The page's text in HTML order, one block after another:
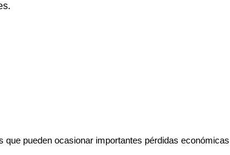
pueden ocasionar importantes pérdidas